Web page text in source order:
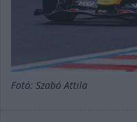
Fotó: Szabó Attila